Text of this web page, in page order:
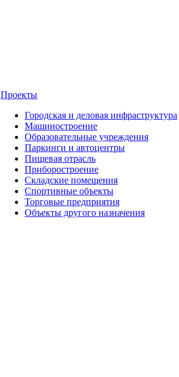
Проекты
Городская и деловая инфраструктура
Машиностроение
Образовательные учреждения
Паркинги и автоцентры
Пищевая отрасль
Приборостроение
Складские помещения
Спортивные объекты
Торговые предприятия
Объекты другого назначения